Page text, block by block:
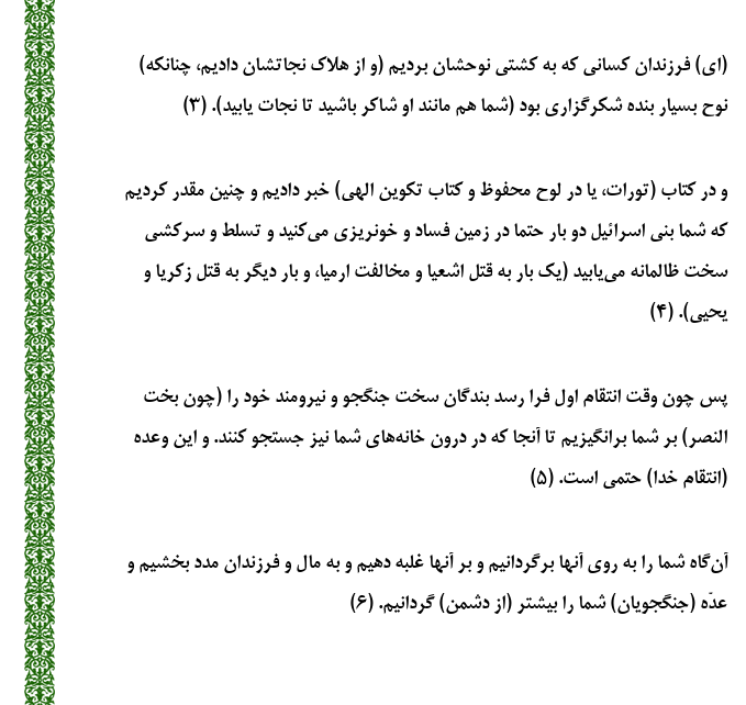
(ای) فرزندان کسانی که به کشتی نوحشان بردیم (و از هلاک نجاتشان دادیم، چنانکه)
نوح بسیار بنده شکرگزاری بود (شما هم مانند او شاکر باشید تا نجات یابید). (۳)
و در کتاب (تورات، یا در لوح محفوظ و کتاب تکوین الهی) خبر دادیم و چنین مقدر کردیم
که شما بنی اسرائیل دو بار حتما در زمین فساد و خونریزی می‌کنید و تسلط و سرکشی
سخت ظالمانه می‌یابید (یک بار به قتل اشعیا و مخالفت ارمیا، و بار دیگر به قتل زکریا و
یحیی). (۴)
پس چون وقت انتقام اول فرا رسد بندگان سخت جنگجو و نیرومند خود را (چون بخت
النصر) بر شما برانگیزیم تا آنجا که در درون خانه‌های شما نیز جستجو کنند. و این وعده
(انتقام خدا) حتمی است. (۵)
آن‌گاه شما را به روی آنها برگردانیم و بر آنها غلبه دهیم و به مال و فرزندان مدد بخشیم و
عدّه (جنگجویان) شما را بیشتر (از دشمن) گردانیم. (۶)